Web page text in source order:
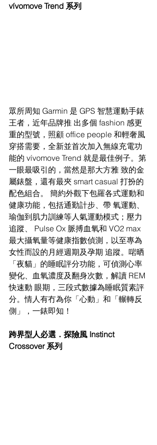
vívomove Trend 系列
眾所周知 Garmin 是 GPS 智慧運動手錶
王者，近年品牌推 出多個 fashion 感更
重的型號，照顧 office people 和輕奢風
穿搭需要，全新並首次加入無線充電功
能的 vívomove Trend 就是最佳例子。第
一眼最吸引的，當然是那大方雅 致的金
屬錶盤，還有最夾 smart casual 打扮的
配色組合。 簡約外觀下包羅各式運動和
健康功能，包括通勤計步、帶 氧運動、
瑜伽到肌力訓練等人氣運動模式；壓力
追蹤、 Pulse Ox 脈搏血氧和 VO2 max
最大攝氧量等健康指數偵測，以至專為
女性而設的月經週期及孕期 追蹤。啱晒
「夜貓」的睡眠評分功能，可偵測心率
變化、血氧濃度及翻身次數，解讀 REM
快速動 眼期，三段式數據為睡眠質素評
分。情人有冇為你「心動」和「輾轉反
側」，一錶即知！
跨界型人必選．探險風 Instinct
Crossover 系列